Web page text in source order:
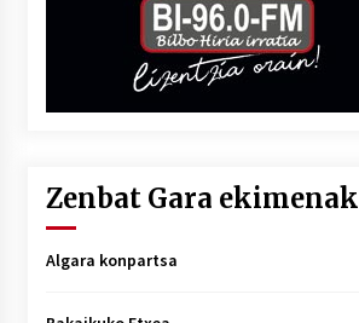
Zenbat Gara ekimenak
Algara konpartsa